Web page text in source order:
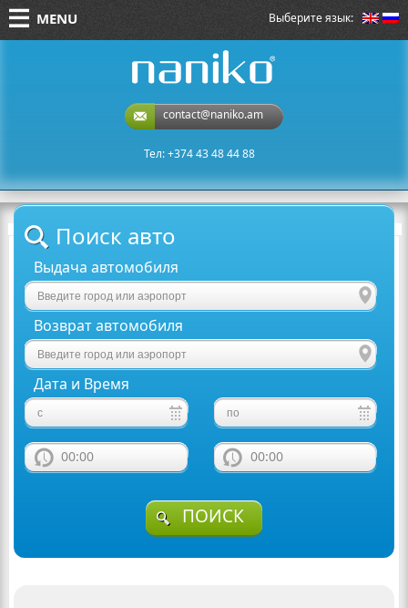
Выберите язык:
MENU
contact@naniko.am
Тел: +374 43 48 44 88
Поиск авто
Выдача автомобиля
Возврат автомобиля
Дата и Время
00:00 00:00
ПОИСК